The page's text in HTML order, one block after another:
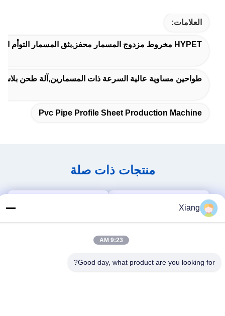
العلامات:
HYPET مخروط مزدوج المسمار محفز,بثق المسمار التوأم المخروطي,آلة لإنتاج ورق لإنتاج صفائح الأنابيب
طواحين مساوية عالية السرعة ذات المسمارين,آلة طحن
Pvc Pipe Profile Sheet Production Machine
منتجات ذات صلة
Xiang
9:23 AM
Good day, what product are you looking for?